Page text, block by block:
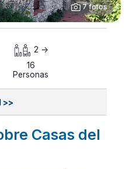
7 fotos
2 ->
16
Personas
>>
Casas del